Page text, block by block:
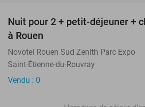
Nuit pour 2 + petit-déjeuner +
à Rouen
Novotel Rouen Sud Zenith Parc Expo
Saint-Étienne-du-Rouvray
Vendu : 0